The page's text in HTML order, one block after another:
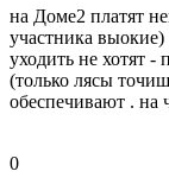
на Доме2 платят
участника выокие)
уходить не хотят -
(только лясы
обеспечивают . на
0